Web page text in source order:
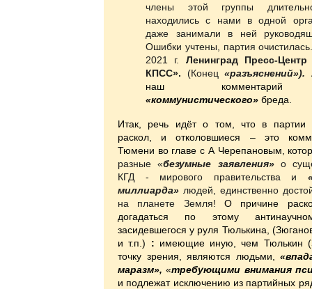
члены этой группы
находились с нами в одной
даже занимали в ней
Ошибки учтены, партия
2021 г. Ленинград Пресс-
КПСС». (Конец«разъяснений»).
наш комментарий
«коммунистического» бреда.
Итак, речь идёт о том, что в партии
раскол, и отколовшиеся – это
Тюмени во главе с А Черепановым,
разные «безумные заявления» о
КГД - мирового правительства
и
миллиарда» людей, единственно
на планете Земля! О причине
догадаться по этому
засидевшегося у руля Тюлькина,
и т.п.) : имеющие иную, чем Тюлькин
точку зрения, являются людьми,
маразм»,«требующими внимания
и подлежат исключению из партийных